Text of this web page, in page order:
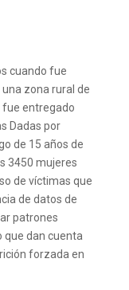
cuando fue
zona rural de
fue entregado
Dadas por
de 15 años de
3450 mujeres
de víctimas que
de datos de
patrones
que dan cuenta
forzada en